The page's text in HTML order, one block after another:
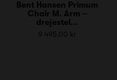
Bent Hansen Primum
Chair M. Arm –
drejestel...
9 495,00 kr